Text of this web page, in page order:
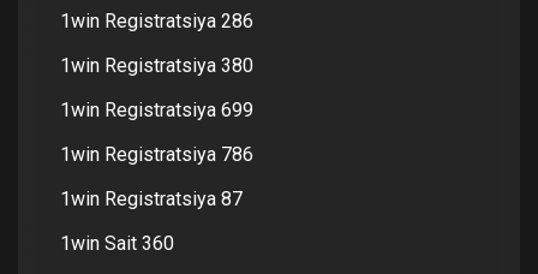
1win Registratsiya 286
1win Registratsiya 380
1win Registratsiya 699
1win Registratsiya 786
1win Registratsiya 87
1win Sait 360